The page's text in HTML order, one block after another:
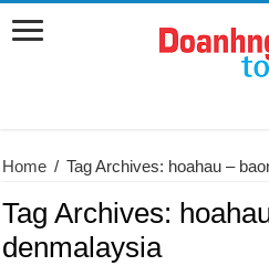
Home / Tag Archives: hoahau –
Tag Archives:
denmalaysia